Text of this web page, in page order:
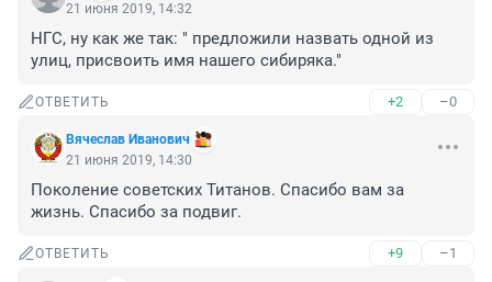
21 июня 2019, 14:32
НГС, ну как же так: " предложили назвать одной из
улиц, присвоить имя нашего сибиряка."
ОТВЕТИТЬ +2 –0
Вячеслав Иванович
21 июня 2019, 14:30
Поколение советских Титанов. Спасибо вам за
жизнь. Спасибо за подвиг.
ОТВЕТИТЬ +9 –1